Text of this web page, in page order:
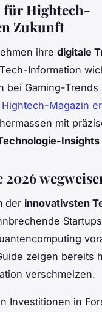
für Hightech-
Zukunft
ihre digitale
Information
bei Gaming-
Magazin
mit
Insights
2026
der innovativsten
zeigen bereits
verschmelzen.
Investitionen in